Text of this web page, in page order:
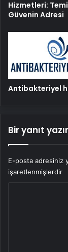
Hizmetleri:
Güvenin Adresi
Antibakteriyel
Bir yanıt
E-posta adresiniz
işaretlenmişlerdir